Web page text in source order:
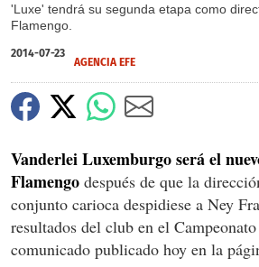
'Luxe' tendrá su segunda etapa como
Flamengo.
2014-07-23
AGENCIA EFE
Vanderlei Luxemburgo será el
Flamengo después de que la
conjunto carioca despidiese a Ney
resultados del club en el
comunicado publicado hoy en la